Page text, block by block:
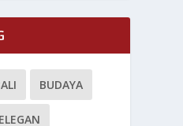
BUDAYA
ELEGAN